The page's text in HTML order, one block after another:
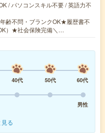
/ パソコンスキル不要 / 英語力不
齢不問・ブランクOK★履歴書不
）★社会保険完備＼…
40代 50代
60代
男性
見る